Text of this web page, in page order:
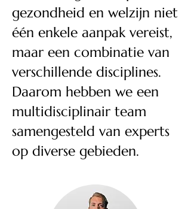
gezondheid en welzijn niet
één enkele aanpak vereist,
maar een combinatie van
verschillende disciplines.
Daarom hebben we een
multidisciplinair team
samengesteld van experts
op diverse gebieden.